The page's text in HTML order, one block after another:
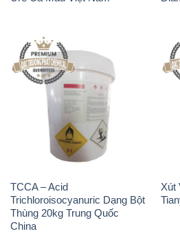
TCCA – Acid
Trichloroisocyanuric Dạng Bột
Thùng 20kg Trung Quốc
China
Xút